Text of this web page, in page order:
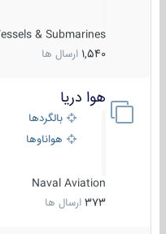
& Submarines
1,540 ارسال ها
هوا دریا
بالگردها
هواناوها
Naval Aviation
373 ارسال ها